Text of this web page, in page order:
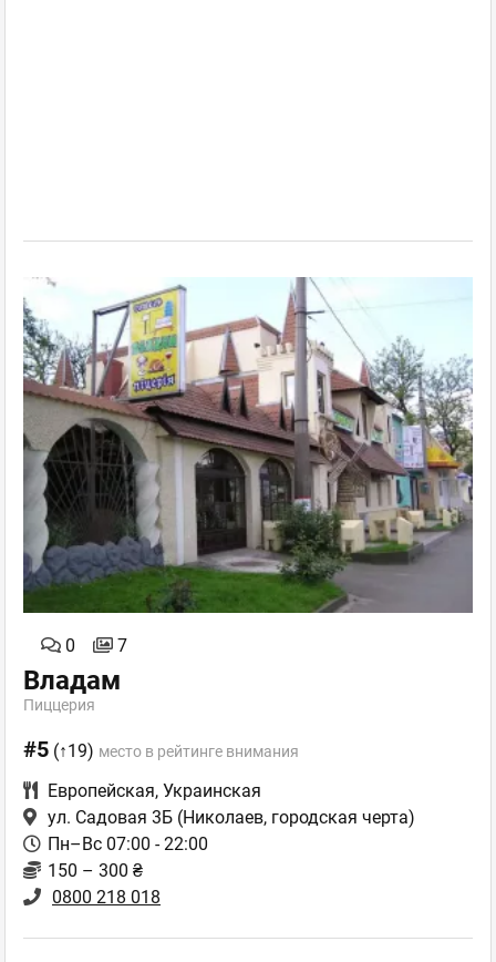
0 7
Владам
Пиццерия
#5 (↑19) место в рейтинге внимания
Европейская, Украинская
ул. Садовая 3Б (Николаев, городская черта)
Пн–Вс 07:00 - 22:00
150 – 300 ₴
0800 218 018